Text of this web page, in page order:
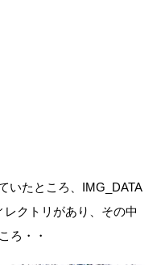
いたところ、IMG_DATA
レクトリがあり、その中
ろ・・